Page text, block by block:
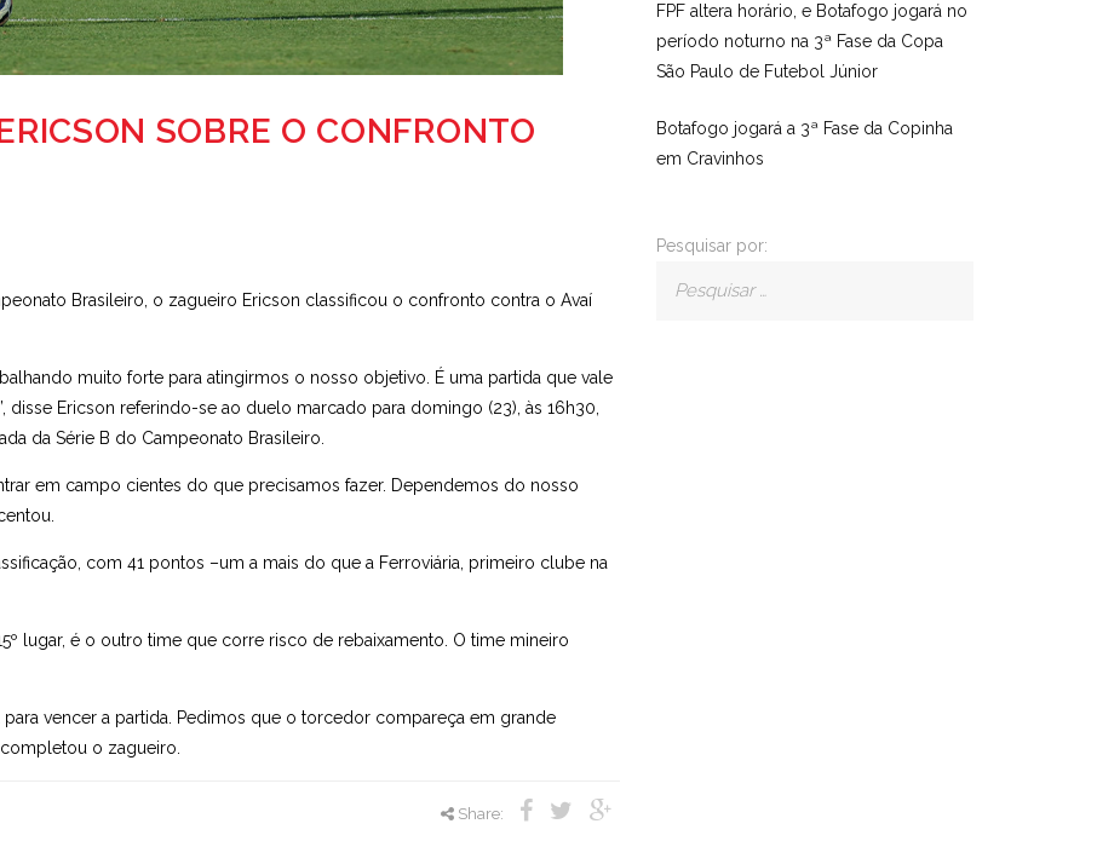
SOBRE O CONFRONTO
Brasileiro, o zagueiro Ericson classificou o confronto contra o Avaí
muito forte para atingirmos o nosso objetivo. É uma partida que vale
disse Ericson referindo-se ao duelo marcado para domingo (23), às 16h30,
da Série B do Campeonato Brasileiro.
em campo cientes do que precisamos fazer. Dependemos do nosso
com 41 pontos –um a mais do que a Ferroviária, primeiro clube na
lugar, é o outro time que corre risco de rebaixamento. O time mineiro
vencer a partida. Pedimos que o torcedor compareça em grande
o zagueiro.
Share:
FPF altera horário, e Botafogo jogará no
período noturno na 3ª Fase da Copa
São Paulo de Futebol Júnior
Botafogo jogará a 3ª Fase da Copinha
em Cravinhos
Pesquisar por: